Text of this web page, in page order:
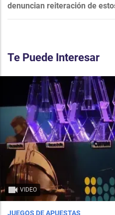
denuncian reiteración de
Te Puede Interesar
VIDEO
JUEGOS DE APUESTAS